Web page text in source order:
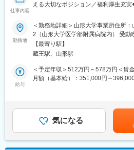
仕事内容
える大切なポジション／福利厚生充
手術で使用する器材の洗浄・滅菌作
に寄与する業務です。グローブ、エプ
の防護具を着用して感染対策を徹底
庫管理や洗浄機器・滅菌機器類の稼働
■具体的な仕事の流れ：
・洗浄工程：使用された医療器材を洗
・組立・性能点検：洗浄されたピンセ
す。
・保管・供給：滅菌工程が終了した
※医療現場の定数や依頼に合わせ、滅
勤務地
＜勤務地詳細＞山形大学事業所住所
2（山形大学医学部附属病院内） 受動
更の範囲：無
【最寄り駅】
蔵王駅、山形駅
給与
＜予定年収＞512万円～578万円＜賃
月額（基本給）：351,000円～
は固定手当を含めた表記です。
気になる